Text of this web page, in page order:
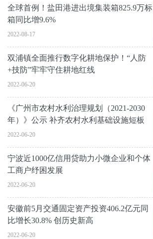
全球首例！盐田港进出境集装箱825.9万标
箱同比增9.6%
2022-08-17
双浦镇全面推行数字化耕地保护！“人防
+技防”牢牢守住耕地红线
2022-06-20
《广州市农村水利治理规划（2021-2030
年）》公示 补齐农村水利基础设施短板
2022-06-20
宁波近1000亿信用贷助力小微企业和个体
工商户纾困发展
2022-06-20
安徽前5月交通固定资产投资406.2亿元同
比增长30.8% 创历史新高
2022-06-20